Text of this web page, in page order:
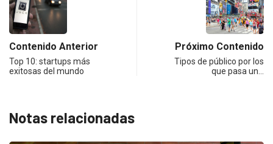
Contenido Anterior
Top 10: startups más
exitosas del mundo
Próximo Contenido
Tipos de público por los
que pasa un…
Notas relacionadas